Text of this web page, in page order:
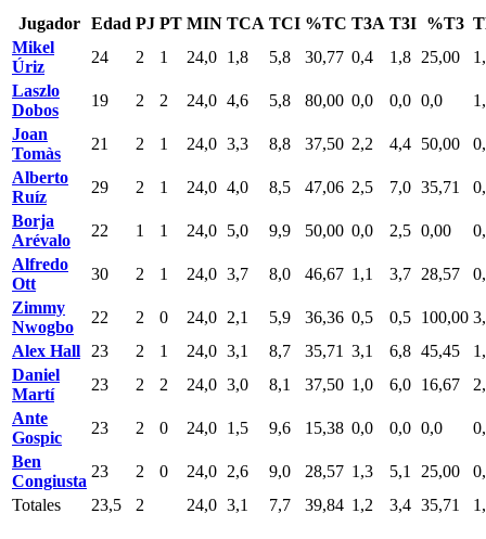
Jugador Edad PJ PT MIN TCA TCI %TC T3A T3I %T3
Mikel
Úriz
24 2 1 24,0 1,8 5,8 30,77 0,4 1,8 25,00
Laszlo
Dobos
19 2 2 24,0 4,6 5,8 80,00 0,0 0,0 0,0
Joan
Tomàs
21 2 1 24,0 3,3 8,8 37,50 2,2 4,4 50,00
Alberto
Ruíz
29 2 1 24,0 4,0 8,5 47,06 2,5 7,0 35,71
Borja
Arévalo
22 1 1 24,0 5,0 9,9 50,00 0,0 2,5 0,00
Alfredo
Ott
30 2 1 24,0 3,7 8,0 46,67 1,1 3,7 28,57
Zimmy
Nwogbo
22 2 0 24,0 2,1 5,9 36,36 0,5 0,5 100,00
Alex Hall 23 2 1 24,0 3,1 8,7 35,71 3,1 6,8 45,45
Daniel
Martí
23 2 2 24,0 3,0 8,1 37,50 1,0 6,0 16,67
Ante
Gospic
23 2 0 24,0 1,5 9,6 15,38 0,0 0,0 0,0
Ben
Congiusta
23 2 0 24,0 2,6 9,0 28,57 1,3 5,1 25,00
Totales
23,5 2 24,0 3,1 7,7 39,84 1,2 3,4 35,71